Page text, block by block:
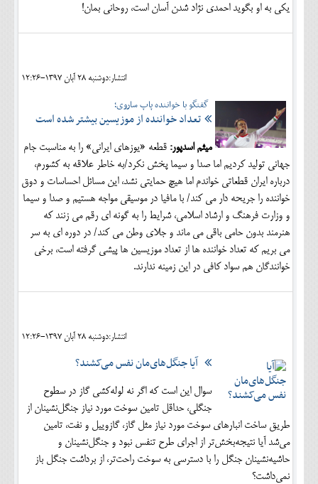
یکی به او بگوید احمدی نژاد شدن آسان است، روحانی بمان!
انتشار:دوشنبه 28 آبان 1397-12:26
گفتگو با خواننده پاپ ساروی؛
تعداد خواننده از موزیسین بیشتر شده است
میثم اسدپور: قطعه «یوزهای ایرانی» را به مناسبت جام
جهانی تولید کردیم اما صدا و سیما پخش نکرد/به خاطر علاقه به کشورم،
درباره ایران قطعاتی خواندم اما هیچ حمایتی نشد، این مسائل احساسات و دوق
خواننده را جریحه دار می کند/ با مافیا در موسیقی مواجه هستیم و صدا و سیما
و وزارت فرهنگ و ارشاد اسلامی، شرایط را به گونه ای رقم می زنند که
هنرمند بدون حامی باقی می ماند و جلای وطن می کند/ در دوره ای به سر
می بریم که تعداد خواننده ها از تعداد موزیسین ها پیشی گرفته است، برخی
خوانندگان هم سواد کافی در این زمینه ندارند.
انتشار:دوشنبه 28 آبان 1397-12:26
آیا جنگل‌های‌مان نفس می‌کشند؟
سوال این است که اگر نه لوله‌کشی گاز در سطوح
جنگلی، حداقل تامین سوخت مورد نیاز جنگل‌نشینان از
طریق ساخت انبارهای سوخت‌ مورد نیاز مثل گاز، گازوییل و نفت، تامین
می‌شد آیا نتیجه‌بخش‌تر از اجرای طرح تنفس نبود و جنگل‌نشینان و
حاشیه‌نشینان جنگل را با دسترسی به سوخت راحت‌تر، از برداشت جنگل باز
نمی‌داشت؟